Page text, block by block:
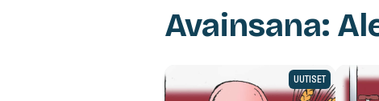
Avainsana:
UUTISET